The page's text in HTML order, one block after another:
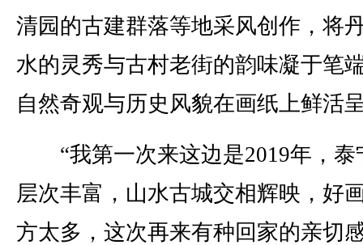
清园的古建群落等地采风创作，将
水的灵秀与古村老街的韵味凝于笔
自然奇观与历史风貌在画纸上鲜活
“我第一次来这边是2019年，泰
层次丰富，山水古城交相辉映，好
方太多，这次再来有种回家的亲切